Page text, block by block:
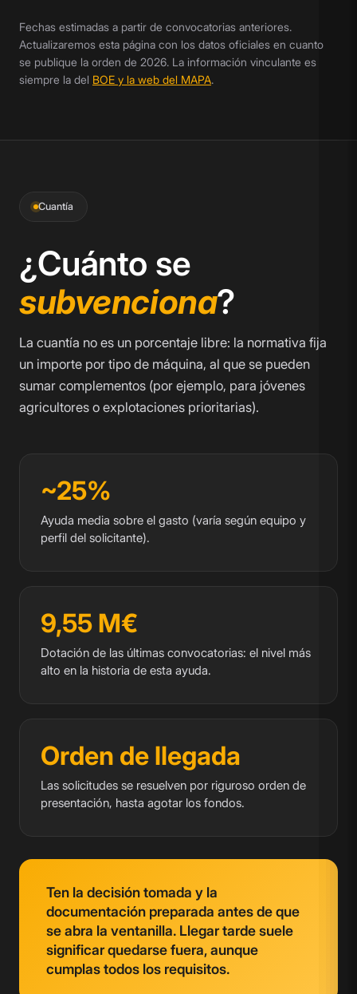
Fechas estimadas a partir de convocatorias anteriores.
Actualizaremos esta página con los datos oficiales en cuanto
se publique la orden de 2026. La información vinculante es
siempre la del BOE y la web del MAPA.
Cuantía
¿Cuánto se
subvenciona?
La cuantía no es un porcentaje libre: la normativa fija
un importe por tipo de máquina, al que se pueden
sumar complementos (por ejemplo, para jóvenes
agricultores o explotaciones prioritarias).
~25%
Ayuda media sobre el gasto (varía según equipo y
perfil del solicitante).
9,55 M€
Dotación de las últimas convocatorias: el nivel más
alto en la historia de esta ayuda.
Orden de llegada
Las solicitudes se resuelven por riguroso orden de
presentación, hasta agotar los fondos.
Ten la decisión tomada y la
documentación preparada antes de que
se abra la ventanilla. Llegar tarde suele
significar quedarse fuera, aunque
cumplas todos los requisitos.